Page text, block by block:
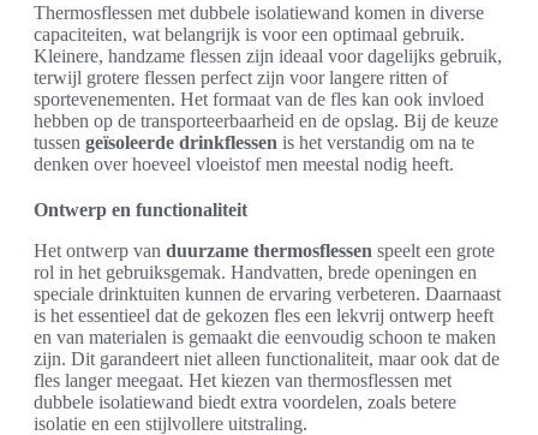
Thermosflessen met dubbele isolatiewand komen in diverse
capaciteiten, wat belangrijk is voor een optimaal gebruik.
Kleinere, handzame flessen zijn ideaal voor dagelijks gebruik,
terwijl grotere flessen perfect zijn voor langere ritten of
sportevenementen. Het formaat van de fles kan ook invloed
hebben op de transporteerbaarheid en de opslag. Bij de keuze
tussen geïsoleerde drinkflessen is het verstandig om na te
denken over hoeveel vloeistof men meestal nodig heeft.
Ontwerp en functionaliteit
Het ontwerp van duurzame thermosflessen speelt een grote
rol in het gebruiksgemak. Handvatten, brede openingen en
speciale drinktuiten kunnen de ervaring verbeteren. Daarnaast
is het essentieel dat de gekozen fles een lekvrij ontwerp heeft
en van materialen is gemaakt die eenvoudig schoon te maken
zijn. Dit garandeert niet alleen functionaliteit, maar ook dat de
fles langer meegaat. Het kiezen van thermosflessen met
dubbele isolatiewand biedt extra voordelen, zoals betere
isolatie en een stijlvollere uitstraling.